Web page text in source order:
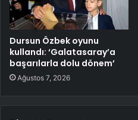
Dursun Özbek oyunu
kullandı: ‘Galatasaray’a
başarılarla dolu dönem’
Ağustos 7, 2026